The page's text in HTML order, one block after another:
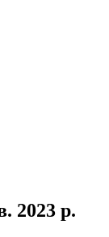
2023 р.